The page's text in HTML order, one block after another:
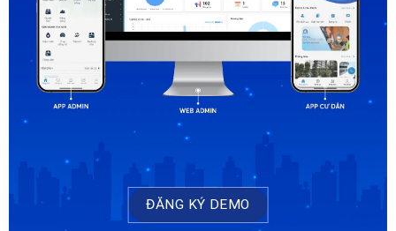
ĐĂNG KÝ DEMO